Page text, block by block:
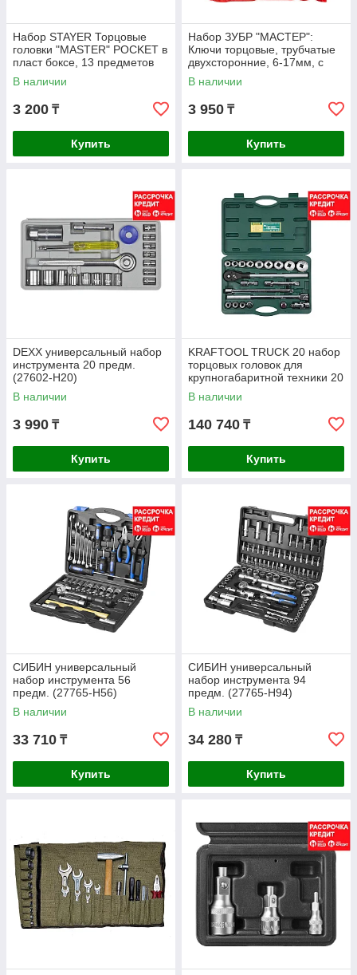
Набор STAYER Торцовые
головки "MASTER" POCKET в
пласт боксе, 13 предметов
(2-26089-H13)
В наличии
3 200 ₸
Купить
Набор ЗУБР "МАСТЕР":
Ключи торцовые, трубчатые
двухсторонние, 6-17мм, с
воротком, 7шт (27162-H7)
В наличии
3 950 ₸
Купить
DEXX универсальный набор
инструмента 20 предм.
(27602-H20)
В наличии
3 990 ₸
Купить
KRAFTOOL TRUCK 20 набор
торцовых головок для
крупногабаритной техники 20
предм. (27895-H20_z01)
В наличии
140 740 ₸
Купить
СИБИН универсальный
набор инструмента 56
предм. (27765-H56)
В наличии
33 710 ₸
Купить
СИБИН универсальный
набор инструмента 94
предм. (27765-H94)
В наличии
34 280 ₸
Купить